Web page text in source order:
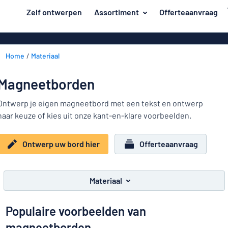
hoofdinhoudZelf ontwerpen Assortiment Offerteaanvraag
Deur en brievenbus
Huis en thuis
Verkeer en voertuigen
Naambadges
Stickers
Toon alle categorieën
van emaillen
Acryl borden
Materiaal
en
brievenbus
Huis
Verkeer
Naambadges
naar
uw bord hier
Home Materiaal
je eigen magneetbord met een tekst en ontwerp
keuze of kies uit onze kant-en-klare voorbeelden.
Ontwerp uw bord hier Offerteaanvraag
Materiaal
Populaire voorbeelden van